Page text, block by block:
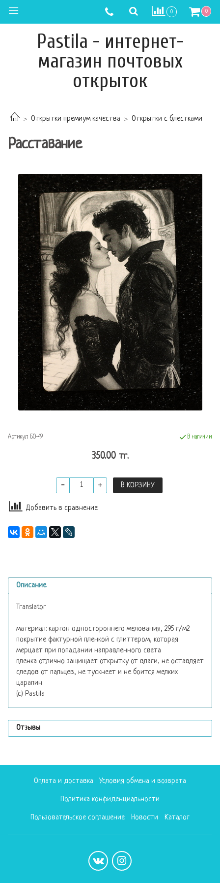
0 0
Pastila - интернет-
магазин почтовых
открыток
Открытки премиум качества Открытки с блестками
Расставание
Артикул: БО-49 В наличии
350.00 тг.
В КОРЗИНУ
Добавить в сравнение
Описание
Translator
материал: картон одностороннего мелования, 295 г/м2
покрытие фактурной пленкой с глиттером, которая
мерцает при попадании направленного света
пленка отлично защищает открытку от влаги, не оставляет
следов от пальцев, не тускнеет и не боится мелких
царапин
(с) Pastila
Отзывы
Оплата и доставка Условия обмена и возврата
Политика конфиденциальности
Пользовательское соглашение Новости Каталог